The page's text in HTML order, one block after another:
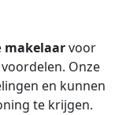
makelaarvoor
Onze
en kunnen
te krijgen.